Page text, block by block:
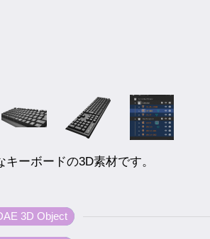
キーボードの3D素材です。
3D Object